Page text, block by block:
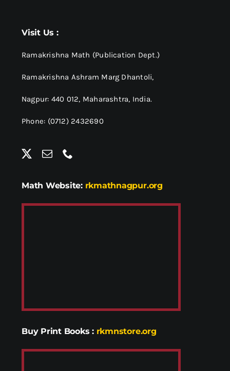
Visit Us :
Ramakrishna Math (Publication Dept.)
Ramakrishna Ashram Marg Dhantoli,
Nagpur: 440 012, Maharashtra, India.
Phone: (0712) 2432690
Math Website: rkmathnagpur.org
Buy Print Books : rkmnstore.org